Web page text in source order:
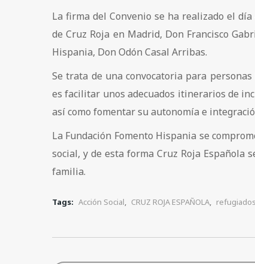
La firma del Convenio se ha realizado el
de Cruz Roja en Madrid, Don Francisco
Hispania, Don Odón Casal Arribas.
Se trata de una convocatoria para
es facilitar unos adecuados itinerarios de
así como fomentar su autonomía e
La Fundación Fomento Hispania se
social, y de esta forma Cruz Roja Española
familia.
Tags: Acción Social, CRUZ ROJA ESPAÑOLA, refugiados